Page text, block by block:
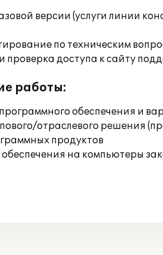
версии (услуги линии
по техническим
доступа к сайту
работы:
обеспечения и
отраслевого решения
продуктов
на компьютеры